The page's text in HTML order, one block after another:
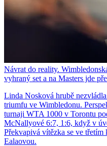
Návrat do reality.
vyhraný set a na Masters jde
Linda Nosková hrubě
triumfu ve Wimbledonu.
turnaji WTA 1000 v Torontu
McNallyové 6:7, 1:6, když v
Překvapivá vítězka se ve
Ealaovou.